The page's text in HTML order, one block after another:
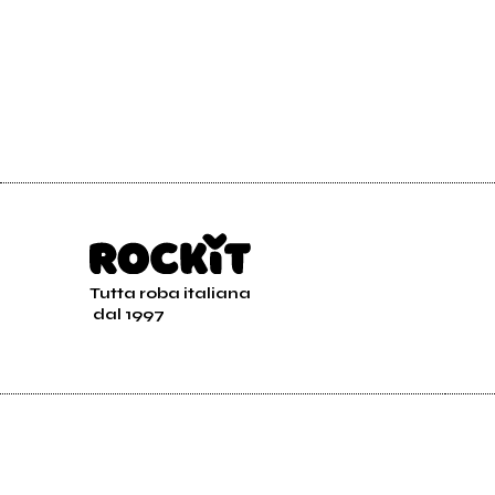
Tutta roba italiana
dal 1997